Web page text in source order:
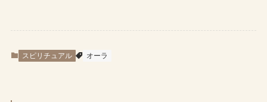
スピリチュアル オーラ